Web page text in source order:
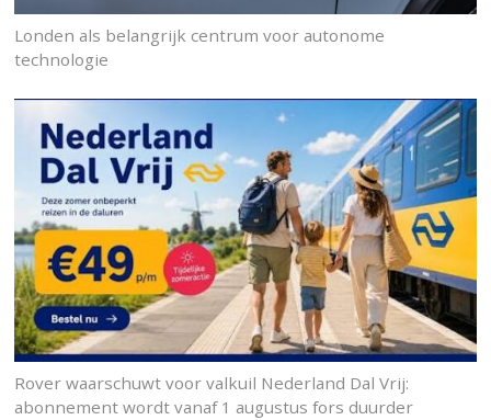
Londen als belangrijk centrum voor autonome
technologie
Rover waarschuwt voor valkuil Nederland Dal Vrij:
abonnement wordt vanaf 1 augustus fors duurder